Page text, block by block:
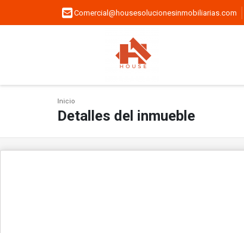
Comercial@housesolucionesinmobiliarias.com
Inicio
Detalles del inmueble